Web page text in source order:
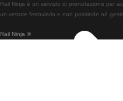
Treni Da
Treni Da
Rail Ninja ®
Rail Ninja è un servizio di prenotazione per
un vettore ferroviario e non possiede né